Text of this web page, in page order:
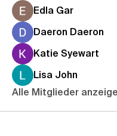
Edla Gar
Daeron Daeron
Katie Syewart
Lisa John
Alle Mitglieder